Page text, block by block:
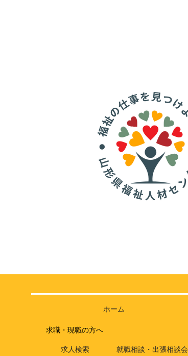
ホーム
求職・現職の方へ
求人検索 就職相談・出張相談会